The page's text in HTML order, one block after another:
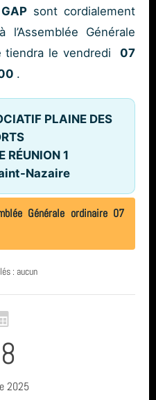
dArmor
(1)
(6)
(2)
(3)
(1)
GAP sont cordialement
Générale
tiendra le vendredi 07
.
PLAINE DES
1
Nazaire
Générale ordinaire 07
: aucun
2025